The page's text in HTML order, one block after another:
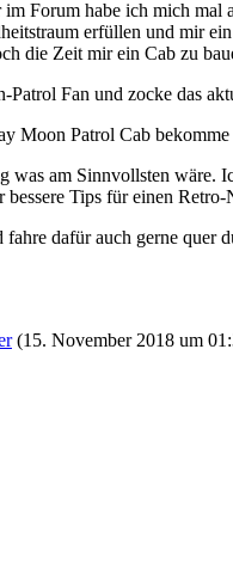
im Forum habe ich mich
erfüllen und mir
die Zeit mir ein Cab zu
Patrol Fan und zocke das
Moon Patrol Cab
was am Sinnvollsten wäre.
Tips für einen Retro-
dafür auch gerne quer
(15. November 2018 um